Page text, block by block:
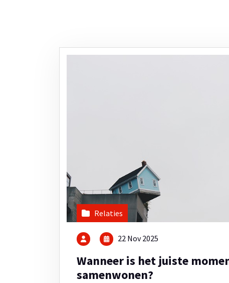
Relaties
22 Nov 2025
Wanneer is het juiste
samenwonen?